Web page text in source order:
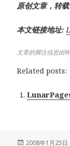
原创文章，转
本文链接地址:
文章的脚注信息由
Related posts:
发
2008年1月25日